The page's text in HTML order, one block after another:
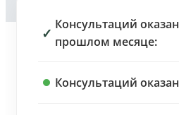
✓
Консультаций
прошлом месяце:
Консультаций